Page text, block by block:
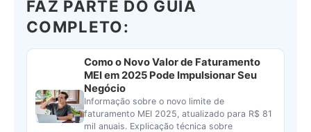
FAZ PARTE DO GUIA
COMPLETO:
Como o Novo Valor de Faturamento
MEI em 2025 Pode Impulsionar Seu
Negócio
Informação sobre o novo limite de
faturamento MEI 2025, atualizado para R$ 81
mil anuais. Explicação técnica sobre